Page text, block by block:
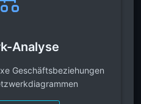
Analyse
Geschäftsbeziehungen